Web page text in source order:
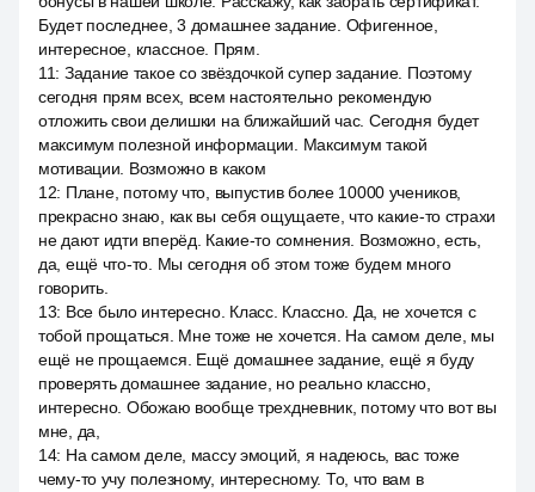
Будет последнее, 3 домашнее задание. Офигенное,
интересное, классное. Прям.
11: Задание такое со звёздочкой супер задание. Поэтому
сегодня прям всех, всем настоятельно рекомендую
отложить свои делишки на ближайший час. Сегодня будет
максимум полезной информации. Максимум такой
мотивации. Возможно в каком
12: Плане, потому что, выпустив более 10000 учеников,
прекрасно знаю, как вы себя ощущаете, что какие-то страхи
не дают идти вперёд. Какие-то сомнения. Возможно, есть,
да, ещё что-то. Мы сегодня об этом тоже будем много
говорить.
13: Все было интересно. Класс. Классно. Да, не хочется с
тобой прощаться. Мне тоже не хочется. На самом деле, мы
ещё не прощаемся. Ещё домашнее задание, ещё я буду
проверять домашнее задание, но реально классно,
интересно. Обожаю вообще трехдневник, потому что вот вы
мне, да,
14: На самом деле, массу эмоций, я надеюсь, вас тоже
чему-то учу полезному, интересному. То, что вам в